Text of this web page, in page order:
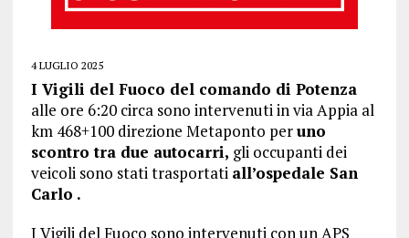
4 LUGLIO 2025
I Vigili del Fuoco del comando di Potenza
alle ore 6:20 circa sono intervenuti in via Appia al
km 468+100 direzione Metaponto peruno
scontro tra due autocarri, gli occupanti dei
veicoli sono stati trasportati all’ospedale San
Carlo .
I Vigili del Fuoco sono intervenuti con un APS